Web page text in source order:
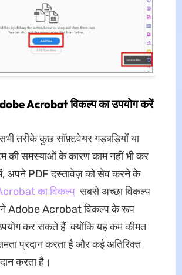
Acrobat विकल्प का उपयोग करें
तरीके कुछ सॉफ़्टवेयर गड़बड़ियों या
की समस्याओं के कारण काम नहीं भी कर
अपने PDF दस्तावेज़ को सेव करने के
का विकल्पसबसे अच्छा विकल्प
Adobe Acrobat विकल्प के रूप
कर सकते हैं क्योंकि यह कम कीमत
प्रदान करता है और कई अतिरिक्त
करता है।